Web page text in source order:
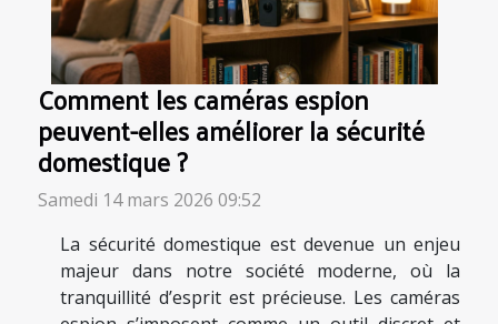
Comment les caméras espion
peuvent-elles améliorer la sécurité
domestique ?
Samedi 14 mars 2026 09:52
La sécurité domestique est devenue un enjeu
majeur dans notre société moderne, où la
tranquillité d’esprit est précieuse. Les caméras